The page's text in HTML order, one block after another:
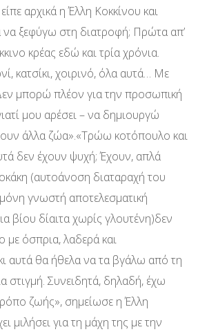
αρχικά η Έλλη Κοκκίνου και
ξεφύγω στη διατροφή; Πρώτα απ’
κρέας εδώ και τρία χρόνια.
κατσίκι, χοιρινό, όλα αυτά… Με
μπορώ πλέον για την προσωπική
μου αρέσει – να δημιουργώ
άλλα ζώα».«Τρώω κοτόπουλο και
δεν έχουν ψυχή; Έχουν, απλά
(αυτοάνοση διαταραχή του
γνωστή αποτελεσματική
βίου δίαιτα χωρίς γλουτένη)δεν
με όσπρια, λαδερά και
αυτά θα ήθελα να τα βγάλω από τη
στιγμή. Συνειδητά, δηλαδή, έχω
ζωής», σημείωσε η Έλλη
μιλήσει για τη μάχη της με την